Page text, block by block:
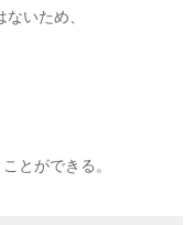
いため、
とができる。